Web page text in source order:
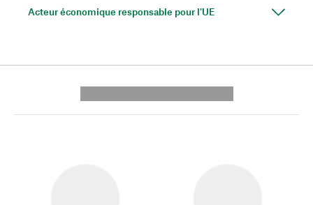
Acteur économique responsable pour l'UE